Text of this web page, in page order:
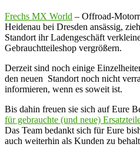
Frechs MX World – Offroad-
Heidenau bei Dresden ansässig,
Standort ihr Ladengeschäft
Gebrauchtteileshop vergrößern.
Derzeit sind noch einige
den neuen Standort noch nicht
informieren, wenn es soweit ist.
Bis dahin freuen sie sich auf Eure
für gebrauchte (und neue)
Das Team bedankt sich für Eure
auch weiterhin als Kunden zu